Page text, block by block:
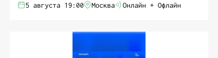
5 августа 19:00
Москва Онлайн + Офлайн